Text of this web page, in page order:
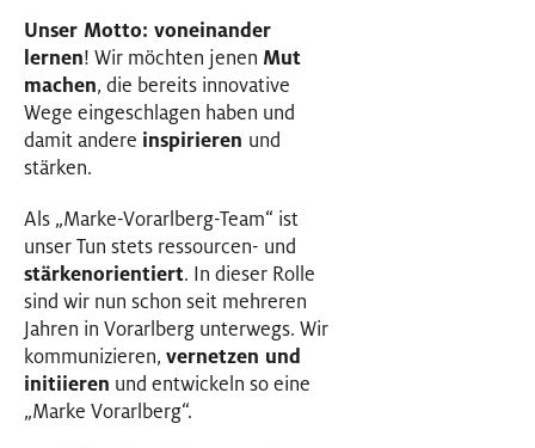
Unser Motto: voneinander
lernen! Wir möchten jenen Mut
machen, die bereits innovative
Wege eingeschlagen haben und
damit andere inspirieren und
stärken.
Als „Marke-Vorarlberg-Team“ ist
unser Tun stets ressourcen- und
stärkenorientiert. In dieser Rolle
sind wir nun schon seit mehreren
Jahren in Vorarlberg unterwegs. Wir
kommunizieren, vernetzen und
initiieren und entwickeln so eine
„Marke Vorarlberg“.